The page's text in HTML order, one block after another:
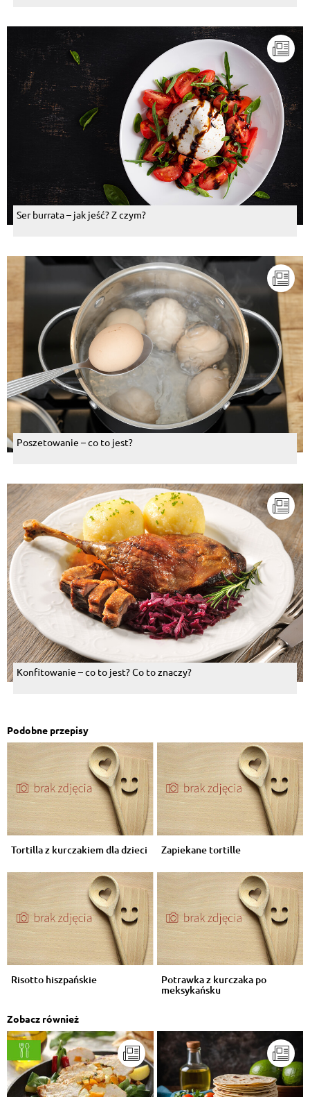
Ser burrata – jak jeść? Z czym?
Poszetowanie – co to jest?
Konfitowanie – co to jest? Co to znaczy?
Podobne przepisy
Tortilla z kurczakiem dla dzieci Zapiekane tortille
Risotto hiszpańskie Potrawka z kurczaka po
meksykańsku
Zobacz również